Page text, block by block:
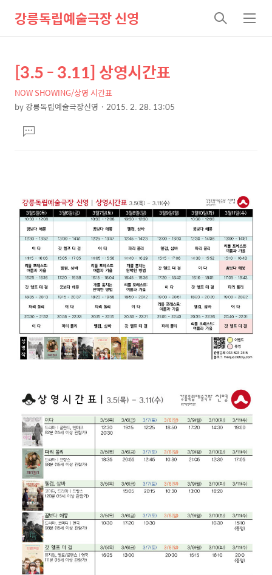
강릉독립예술극장 신영
검
색
메
뉴
상
세
컨
텐
츠
본
문
제
목
[3.5 - 3.11] 상영시간표
NOW SHOWING/상영 시간표
by강릉독립예술극장신영 2015. 2. 28. 13:05
문댓
글